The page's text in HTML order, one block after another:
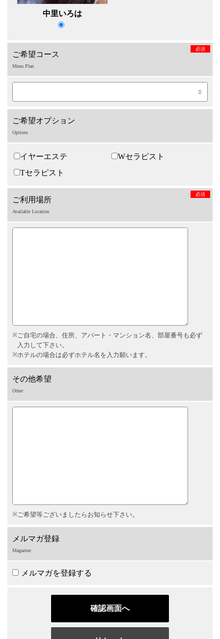
中里いろは
ご希望コース
必須
Menu Plan
ご希望オプション
Options
イヤーエステ
Wセラピスト
Tセラピスト
ご利用場所
必須
Available Location
ご自宅の場合、住所、アパート・マンション名、部屋番号も必ず
入力して下さい。
ホテルの場合は必ずホテル名を入力願います。
その他希望
Other
ご希望等ございましたらお知らせ下さい。
メルマガ登録
Magazine
メルマガを登録する